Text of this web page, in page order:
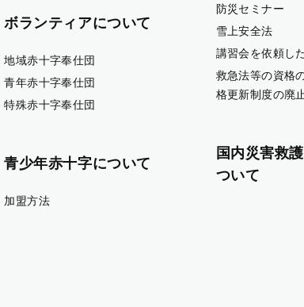
ボランティアについて
地域赤十字奉仕団
青年赤十字奉仕団
特殊赤十字奉仕団
青少年赤十字について
加盟方法
防災セミナー
雪上安全法
講習会を依頼し
救急法等の資格
格更新制度の廃
国内災害救
ついて